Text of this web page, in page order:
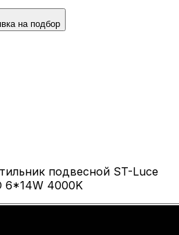
на подбор
подвесной ST-Luce
6*14W 4000K